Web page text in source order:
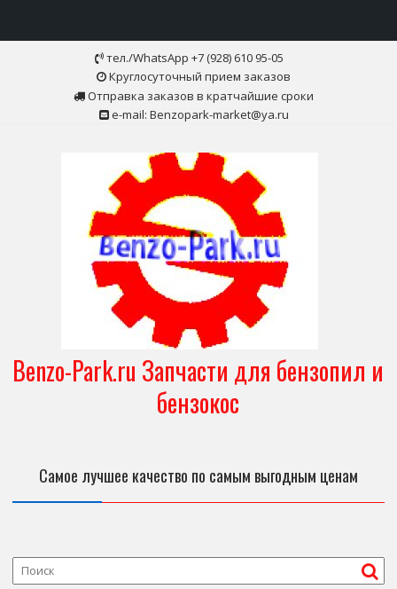
тел./WhatsApp +7 (928) 610 95-05
Круглосуточный прием заказов
Отправка заказов в кратчайшие сроки
e-mail: Benzopark-market@ya.ru
Benzo-Park.ru Запчасти для бензопил и
бензокос
Самое лучшее качество по самым выгодным ценам